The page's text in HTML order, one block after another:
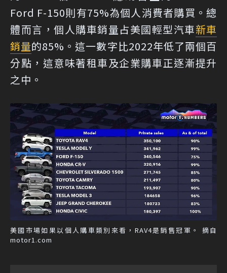
Ford F-150則有75%為個人消費者購買。總
體而言，個人購車銷量占美國輕型汽車新車
銷量的85%。這一數字比2022年低了兩個百
分點，這意味著租車及企業購車正逐漸提升
之中。
美國市場如果以個人購車類別來看，RAV4是銷售冠軍。 摘自
motor1.com